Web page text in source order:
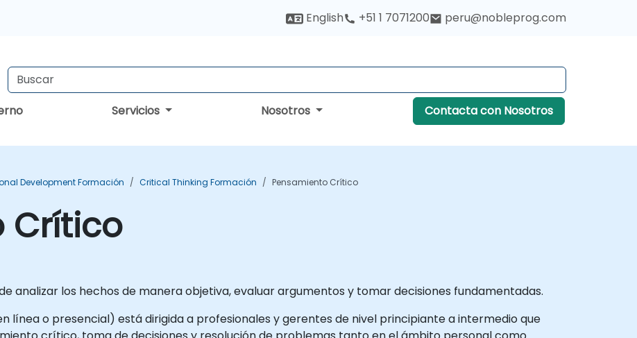
English +51 1 7071200 peru@nobleprog.com
Servicios Nosotros Contacta con Nosotros
Development Formación Critical Thinking Formación Pensamiento Crítico
Crítico
analizar los hechos de manera objetiva, evaluar argumentos y tomar decisiones fundamentadas.
línea o presencial) está dirigida a profesionales y gerentes de nivel principiante a intermedio que